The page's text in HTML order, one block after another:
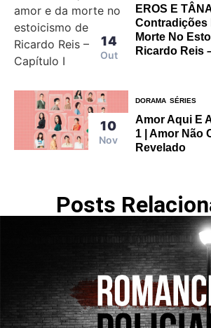
14
Out
EROS E
Contradições
Morte No
Ricardo Reis
10
Nov
DORAMA SÉRIES
Amor Aqui E
1 | Amor Não
Revelado
Posts